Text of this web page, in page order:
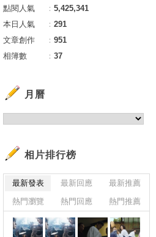
點閱人氣
： 5,425,341
本日人氣
： 291
文章創作
： 951
相簿數
： 37
月曆
相片排行榜
最新發表 最新回應
最新推薦
熱門瀏覽
熱門回應 熱門推薦